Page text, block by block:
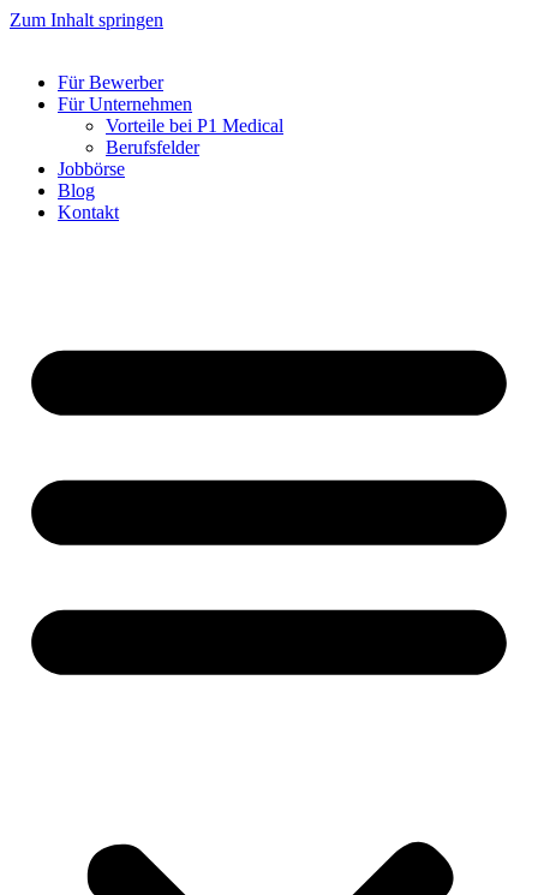
Zum Inhalt springen
Für Bewerber
Für Unternehmen
Vorteile bei P1 Medical
Berufsfelder
Jobbörse
Blog
Kontakt